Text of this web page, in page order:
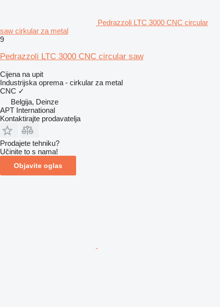
Pedrazzoli LTC 3000 CNC circular
saw cirkular za metal
9
Pedrazzoli LTC 3000 CNC circular saw
Cijena na upit
Industrijska oprema - cirkular za metal
CNC ✓
Belgija, Deinze
APT International
Kontaktirajte prodavatelja
Prodajete tehniku?
Učinite to s nama!
Objavite oglas